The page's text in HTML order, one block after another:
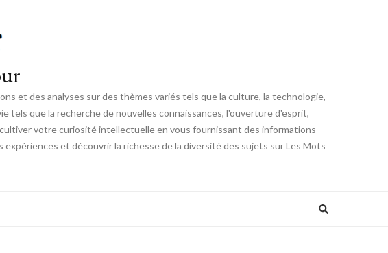
et des analyses sur des thèmes variés tels que la culture, la technologie,
tels que la recherche de nouvelles connaissances, l'ouverture d'esprit,
votre curiosité intellectuelle en vous fournissant des informations
et découvrir la richesse de la diversité des sujets sur Les Mots